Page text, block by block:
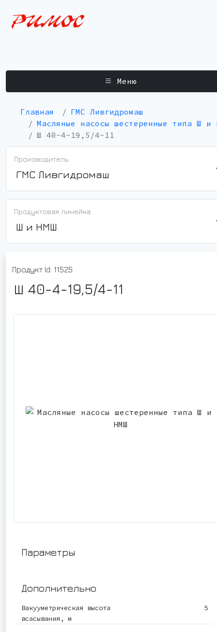
Меню
Главная
ГМС Ливгидромаш
Масляные насосы шестеренные типа Ш и
Ш 40-4-19,5/4-11
Производитель:
ГМС Ливгидромаш
Продуктовая линейка:
Ш и НМШ
Продукт Id: 11525
Ш 40-4-19,5/4-11
Параметры
Дополнительно
Вакууметрическая высота
всасывания, м
5